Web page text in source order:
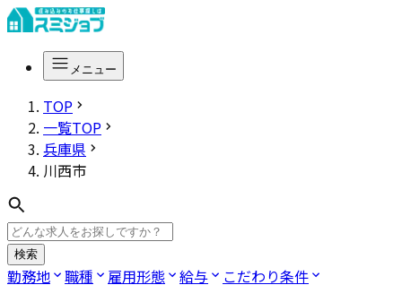
メニュー
TOP
一覧TOP
兵庫県
川西市
検索
勤務地 職種 雇用形態 給与
こだわり条件